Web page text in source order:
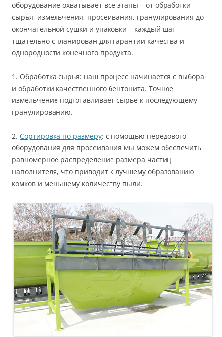
оборудование охватывает все этапы – от обработки
сырья, измельчения, просеивания, гранулирования до
окончательной сушки и упаковки – каждый шаг
тщательно спланирован для гарантии качества и
однородности конечного продукта.
1. Обработка сырья: наш процесс начинается с выбора
и обработки качественного бентонита. Точное
измельчение подготавливает сырье к последующему
гранулированию.
2. Сортировка по размеру: с помощью передового
оборудования для просеивания мы можем обеспечить
равномерное распределение размера частиц
наполнителя, что приводит к лучшему образованию
комков и меньшему количеству пыли.